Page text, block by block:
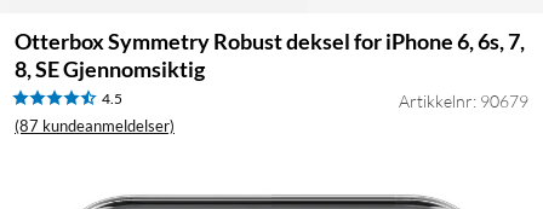
Otterbox Symmetry Robust deksel for iPhone 6, 6s, 7,
8, SE Gjennomsiktig
4.5
(87 kundeanmeldelser)
Artikkelnr: 90679